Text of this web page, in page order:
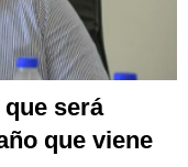
será
que viene